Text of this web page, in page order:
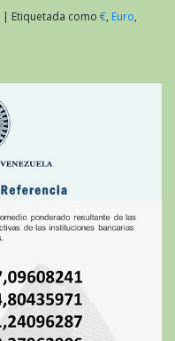
| Etiquetada como €, Euro,